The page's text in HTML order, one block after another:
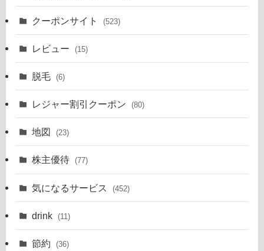
クーポンサイト (523)
レビュー (15)
脱毛 (6)
レジャー割引クーポン (80)
地図 (23)
株主優待 (77)
気になるサービス (452)
drink (11)
節約 (36)